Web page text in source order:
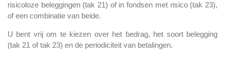
risicoloze beleggingen (tak 21) of in fondsen met risico (tak 23),
of een combinatie van beide.
U bent vrij om te kiezen over het bedrag, het soort belegging
(tak 21 of tak 23) en de periodiciteit van betalingen.